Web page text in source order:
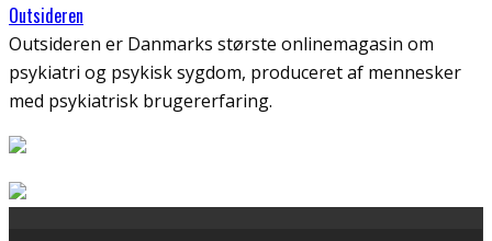
Outsideren
Outsideren er Danmarks største onlinemagasin om
psykiatri og psykisk sygdom, produceret af mennesker
med psykiatrisk brugererfaring.